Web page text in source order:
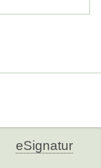
eSignatur